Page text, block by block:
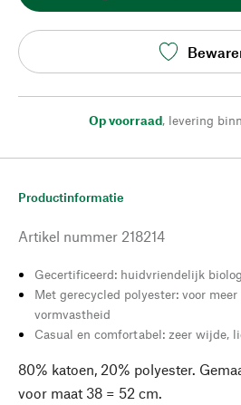
Op voorraad, levering
Productinformatie
Artikel nummer 218214
Gecertificeerd: huidvriendelijk
Met gerecycled polyester: voor
vormvastheid
Casual en comfortabel: zeer wijde,
80% katoen, 20% polyester.
voor maat 38 = 52 cm.